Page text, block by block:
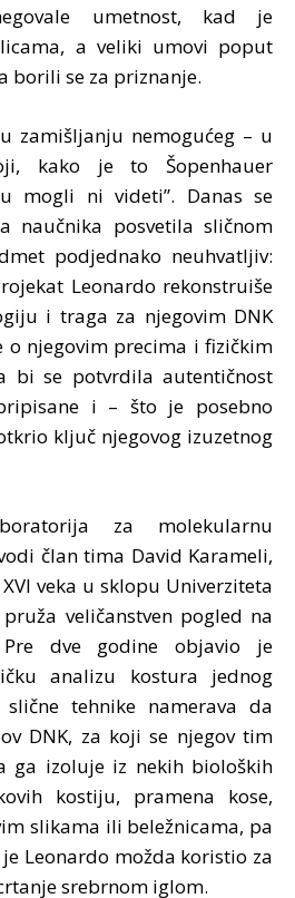
umetnost, kad je
a veliki umovi poput
borili se za priznanje.
zamišljanju nemogućeg – u
kako je to Šopenhauer
mogli ni videti”. Danas se
naučnika posvetila sličnom
podjednako neuhvatljiv:
Leonardo rekonstruiše
i traga za njegovim DNK
o njegovim precima i fizičkim
bi se potvrdila autentičnost
i – što je posebno
ključ njegovog izuzetnog
za molekularnu
član tima David Karameli,
veka u sklopu Univerziteta
veličanstven pogled na
dve godine objavio je
analizu kostura jednog
slične tehnike namerava da
DNK, za koji se njegov tim
ga izoluje iz nekih bioloških
kostiju, pramena kose,
slikama ili beležnicama, pa
Leonardo možda koristio za
srebrnom iglom.